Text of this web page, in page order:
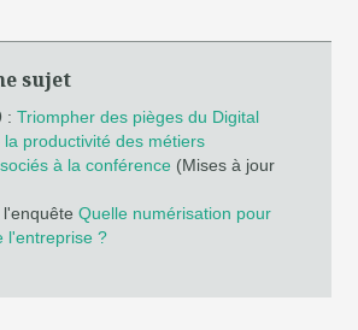
sujet
:Triompher des pièges du Digital
productivité des métiers
à la conférence (Mises à jour
l'enquêteQuelle numérisation pour
l'entreprise ?